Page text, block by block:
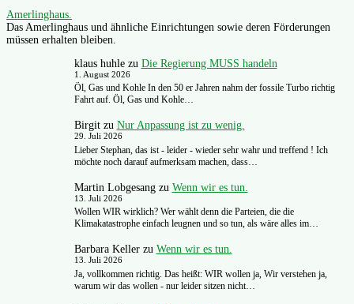
Amerlinghaus.
Das Amerlinghaus und ähnliche Einrichtungen sowie deren Förderungen
müssen erhalten bleiben.
klaus huhlezu Die Regierung MUSS handeln
1. August 2026
Öl, Gas und Kohle In den 50 er Jahren nahm der fossile Turbo richtig
Fahrt auf. Öl, Gas und Kohle…
Birgitzu Nur Anpassung ist zu wenig.
29. Juli 2026
Lieber Stephan, das ist - leider - wieder sehr wahr und treffend ! Ich
möchte noch darauf aufmerksam machen, dass…
Martin Lobgesangzu Wenn wir es tun.
13. Juli 2026
Wollen WIR wirklich? Wer wählt denn die Parteien, die die
Klimakatastrophe einfach leugnen und so tun, als wäre alles im…
Barbara Kellerzu Wenn wir es tun.
13. Juli 2026
Ja, vollkommen richtig. Das heißt: WIR wollen ja, Wir verstehen ja,
warum wir das wollen - nur leider sitzen nicht…